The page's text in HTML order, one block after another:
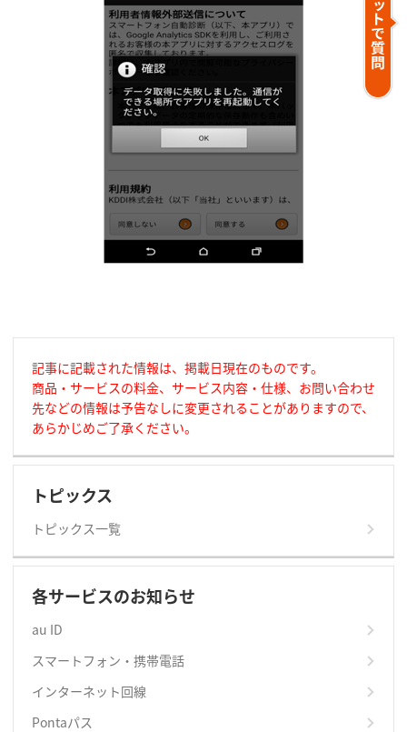
記事に記載された情報は、掲載日現在のものです。
商品・サービスの料金、サービス内容・仕様、お問い合わせ
先などの情報は予告なしに変更されることがありますので、
あらかじめご了承ください。
トピックス
トピックス一覧
各サービスのお知らせ
au ID
スマートフォン・携帯電話
インターネット回線
Pontaパス